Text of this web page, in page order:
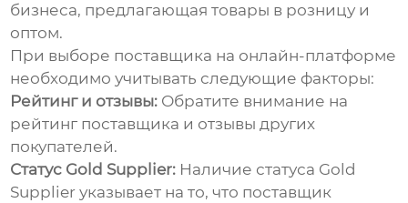
бизнеса, предлагающая товары в розницу и
оптом.
При выборе поставщика на онлайн-платформе
необходимо учитывать следующие факторы:
Рейтинг и отзывы: Обратите внимание на
рейтинг поставщика и отзывы других
покупателей.
Статус Gold Supplier: Наличие статуса Gold
Supplier указывает на то, что поставщик